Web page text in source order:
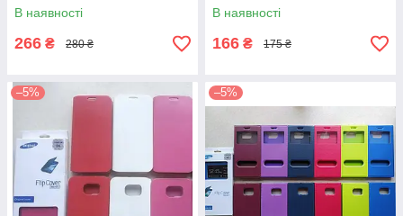
В наявності
266 ₴ 280 ₴
В наявності
166 ₴ 175 ₴
–5% –5%